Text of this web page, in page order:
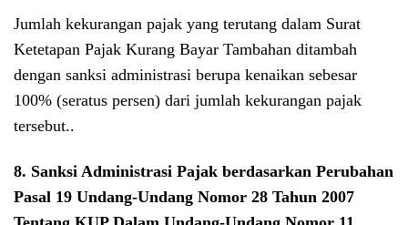
Jumlah kekurangan pajak yang terutang dalam Surat
Ketetapan Pajak Kurang Bayar Tambahan ditambah
dengan sanksi administrasi berupa kenaikan sebesar
100% (seratus persen) dari jumlah kekurangan pajak
tersebut..
8. Sanksi Administrasi Pajak berdasarkan Perubahan
Pasal 19 Undang-Undang Nomor 28 Tahun 2007